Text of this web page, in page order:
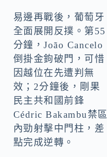
易邊再戰後，葡萄牙
全面展開反撲。第55
分鐘，João Cancelo
倒掛金鉤破門，可惜
因越位在先遭判無
效；2分鐘後，剛果
民主共和國前鋒
Cédric Bakambu禁區
內勁射擊中門柱，差
點完成逆轉。